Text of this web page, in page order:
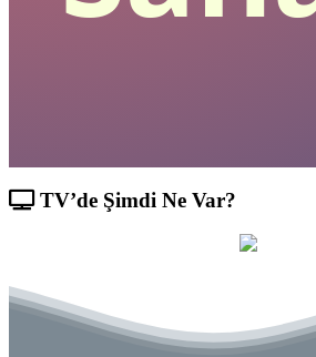
TV’de Şimdi Ne Var?